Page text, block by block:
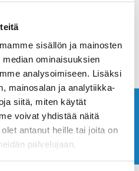
sisällön ja mainosten
ominaisuuksien
analysoimiseen. Lisäksi
mainosalan ja analytiikka-
siitä, miten käytät
voivat yhdistää näitä
antanut heille tai joita on
palvelujaan.